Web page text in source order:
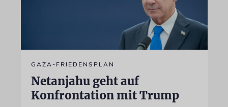
GAZA-FRIEDENSPLAN
Netanjahu geht auf
Konfrontation mit Trump